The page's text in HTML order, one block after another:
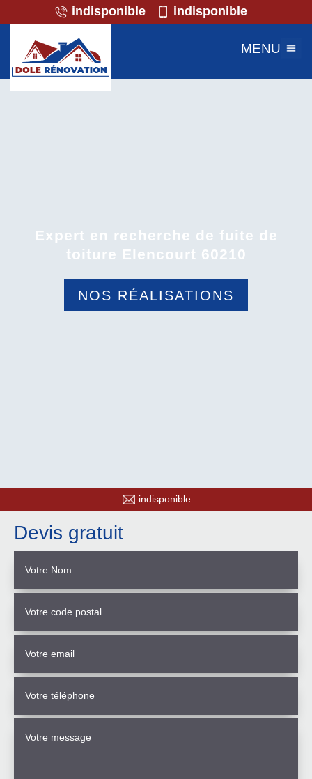
indisponible indisponible
MENU
Expert en recherche de fuite de
toiture Elencourt 60210
NOS RÉALISATIONS
indisponible
Devis gratuit